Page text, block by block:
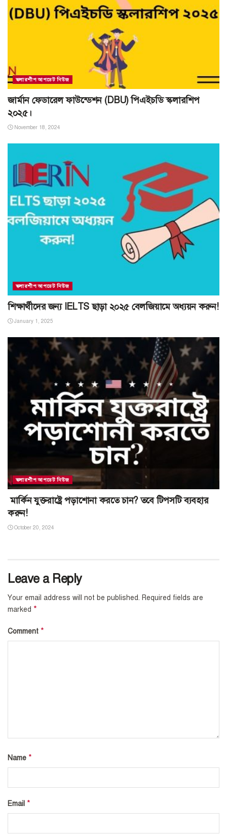
স্কলারশীপ আপডেট নিউজ
জার্মান ফেডারেল ফাউন্ডেশন (DBU) পিএইচডি স্কলারশিপ
২০২৫।
November 18, 2024
স্কলারশীপ আপডেট নিউজ
শিক্ষার্থীদের জন্য IELTS ছাড়া ২০২৫ বেলজিয়ামে অধ্যয়ন করুন!
January 1, 2025
স্কলারশীপ আপডেট নিউজ
মার্কিন যুক্তরাষ্ট্রে পড়াশোনা করতে চান? তবে টিপসটি ব্যবহার
করুন!
October 20, 2024
Leave a Reply
Your email address will not be published. Required fields are
marked *
Comment *
Name *
Email *